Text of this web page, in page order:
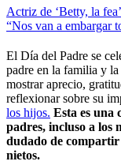
Actriz de ‘Betty, la
“Nos van a embargar
El Día del Padre se
padre en la familia y la
mostrar aprecio,
reflexionar sobre su
los hijos. Esta es una
padres, incluso a los
dudado de compartir
nietos.